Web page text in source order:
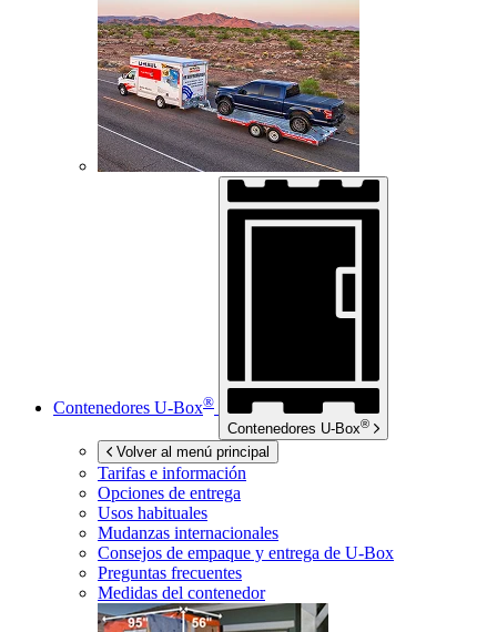
Contenedores U-Box®
Contenedores U-Box®
Volver al menú principal
Tarifas e información
Opciones de entrega
Usos habituales
Mudanzas internacionales
Consejos de empaque y entrega de U-Box
Preguntas frecuentes
Medidas del contenedor